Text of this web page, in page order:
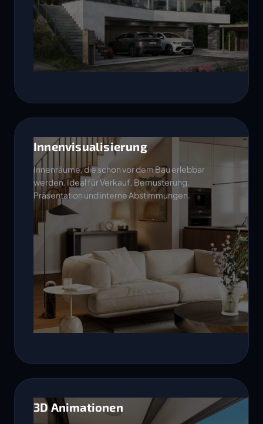
Innenvisualisierung
Innenräume, die schon vor dem Bau erlebbar
werden. Ideal für Verkauf, Bemusterung,
Präsentation und interne Abstimmungen.
3D Animationen